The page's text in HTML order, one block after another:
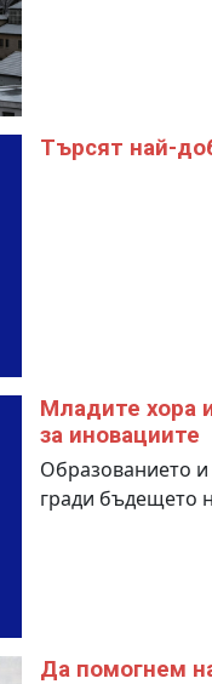
Търсят най-
Младите хора
за иновациите
Образованието и
гради бъдещето
Да помогнем